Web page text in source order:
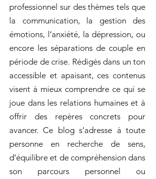
professionnel sur des thèmes tels que
la communication, la gestion des
émotions, l’anxiété, la dépression, ou
encore les séparations de couple en
période de crise. Rédigés dans un ton
accessible et apaisant, ces contenus
visent à mieux comprendre ce qui se
joue dans les relations humaines et à
offrir des repères concrets pour
avancer. Ce blog s’adresse à toute
personne en recherche de sens,
d’équilibre et de compréhension dans
son parcours personnel ou